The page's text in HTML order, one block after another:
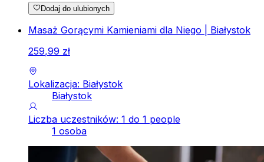
Dodaj do ulubionych
Masaż Gorącymi Kamieniami dla Niego | Białystok
259,99 zł
Lokalizacja: Białystok
Białystok
Liczba uczestników: 1 do 1 people
1 osoba